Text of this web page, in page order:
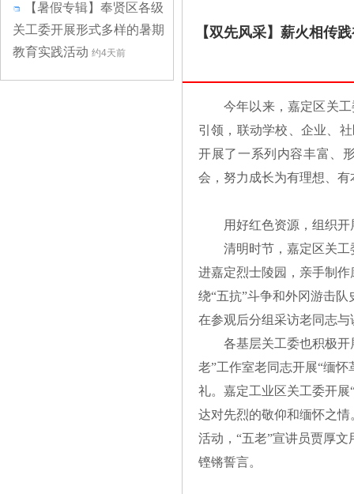
【暑假专辑】奉贤区各级
关工委开展形式多样的暑期
教育实践活动 约4天前
【双先风采】薪火相传
今年以来，嘉定区关
引领，联动学校、企业、
开展了一系列内容丰富、
会，努力成长为有理想、
用好红色资源，组织
清明时节，嘉定区关
进嘉定烈士陵园，亲手制
绕“五抗”斗争和外冈游击
在参观后分组采访老同志
各基层关工委也积极
老”工作室老同志开展“缅
礼。嘉定工业区关工委开
达对先烈的敬仰和缅怀之
活动，“五老”宣讲员贾厚
铿锵誓言。